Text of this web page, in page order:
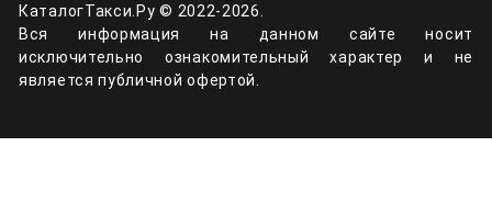
КаталогТакси.Ру © 2022-2026.
Вся информация на данном сайте носит
исключительно ознакомительный характер и не
является публичной офертой.